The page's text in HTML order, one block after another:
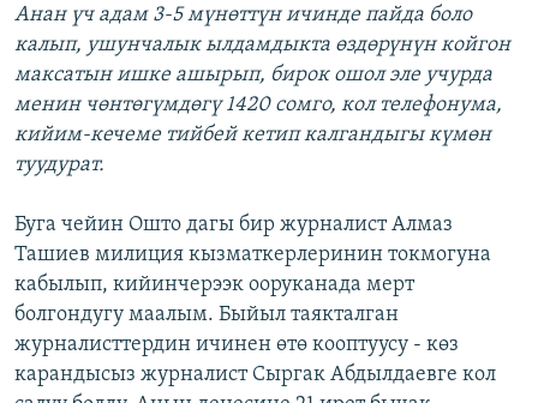
Анан үч адам 3-5 мүнөттүн ичинде пайда боло
калып, ушунчалык ылдамдыкта өздөрүнүн койгон
максатын ишке ашырып, бирок ошол эле учурда
менин чөнтөгүмдөгү 1420 сомго, кол телефонума,
кийим-кечеме тийбей кетип калгандыгы күмөн
туудурат.
Буга чейин Ошто дагы бир журналист Алмаз
Ташиев милиция кызматкерлеринин токмогуна
кабылып, кийинчерээк ооруканада мерт
болгондугу маалым. Быйыл таякталган
журналисттердин ичинен өтө кооптуусу - көз
карандысыз журналист Сыргак Абдылдаевге кол